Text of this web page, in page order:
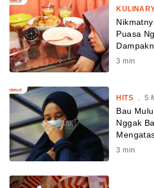
Puasa
3 min
HITS . 5
Bau
Nggak
3 min